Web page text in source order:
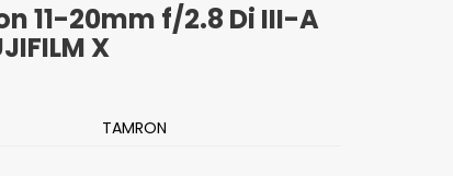
11-20mm f/2.8 Di III-A
X
TAMRON